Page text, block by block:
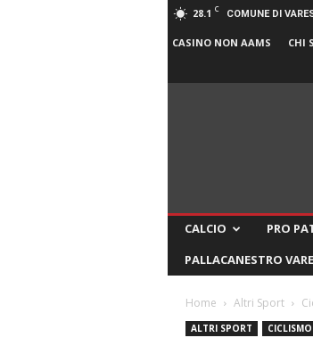
28.1 C COMUNE DI
CASINO NON AAMS CHI
CALCIO PRO
PALLACANESTRO
Home Altri Sport
ALTRI SPORT CICLISMO